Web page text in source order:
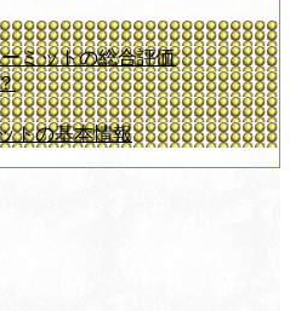
ミットの総合評価
トの基本情報